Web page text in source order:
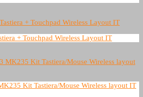
+ Touchpad Wireless Layout IT
Kit Tastiera/Mouse Wireless layout IT